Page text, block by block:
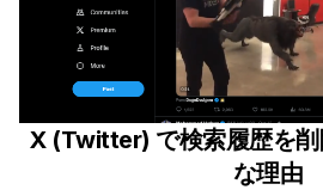
X (Twitter) で検索履歴を
な理由